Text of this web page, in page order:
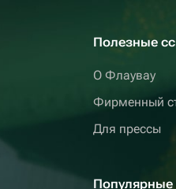
Полезные
О Флаувау
Фирменный
Для прессы
Популярные